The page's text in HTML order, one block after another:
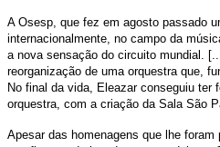
A Osesp, que fez em agosto passado
internacionalmente, no campo da
a nova sensação do circuito mundial.
reorganização de uma orquestra que,
No final da vida, Eleazar conseguiu
orquestra, com a criação da Sala São
Apesar das homenagens que lhe